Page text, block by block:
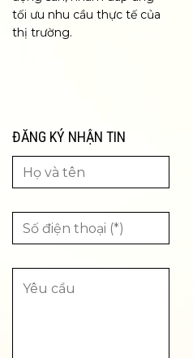
tối ưu nhu cầu thực tế của
thị trường.
ĐĂNG KÝ NHẬN TIN